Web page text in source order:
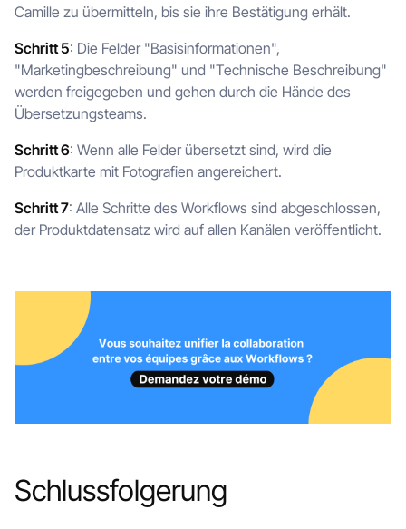
Camille zu übermitteln, bis sie ihre Bestätigung erhält.
Schritt 5: Die Felder "Basisinformationen",
"Marketingbeschreibung" und "Technische Beschreibung"
werden freigegeben und gehen durch die Hände des
Übersetzungsteams.
Schritt 6: Wenn alle Felder übersetzt sind, wird die
Produktkarte mit Fotografien angereichert.
Schritt 7: Alle Schritte des Workflows sind abgeschlossen,
der Produktdatensatz wird auf allen Kanälen veröffentlicht.
Schlussfolgerung